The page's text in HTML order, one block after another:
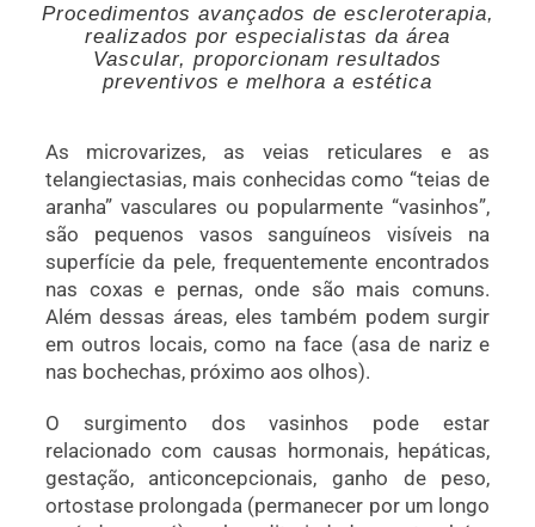
Procedimentos avançados de escleroterapia,
realizados por especialistas da área
Vascular, proporcionam resultados
preventivos e melhora a estética
As microvarizes, as veias reticulares e as
telangiectasias, mais conhecidas como “teias de
aranha” vasculares ou popularmente “vasinhos”,
são pequenos vasos sanguíneos visíveis na
superfície da pele, frequentemente encontrados
nas coxas e pernas, onde são mais comuns.
Além dessas áreas, eles também podem surgir
em outros locais, como na face (asa de nariz e
nas bochechas, próximo aos olhos).
O surgimento dos vasinhos pode estar
relacionado com causas hormonais, hepáticas,
gestação, anticoncepcionais, ganho de peso,
ortostase prolongada (permanecer por um longo